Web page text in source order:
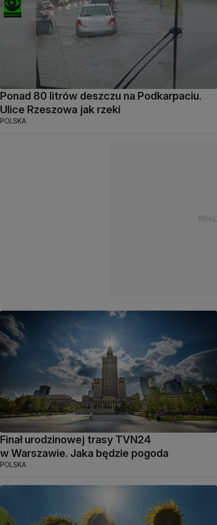
Ponad 80 litrów deszczu na Podkarpaciu.
Ulice Rzeszowa jak rzeki
POLSKA
Finał urodzinowej trasy TVN24
w Warszawie. Jaka będzie pogoda
POLSKA